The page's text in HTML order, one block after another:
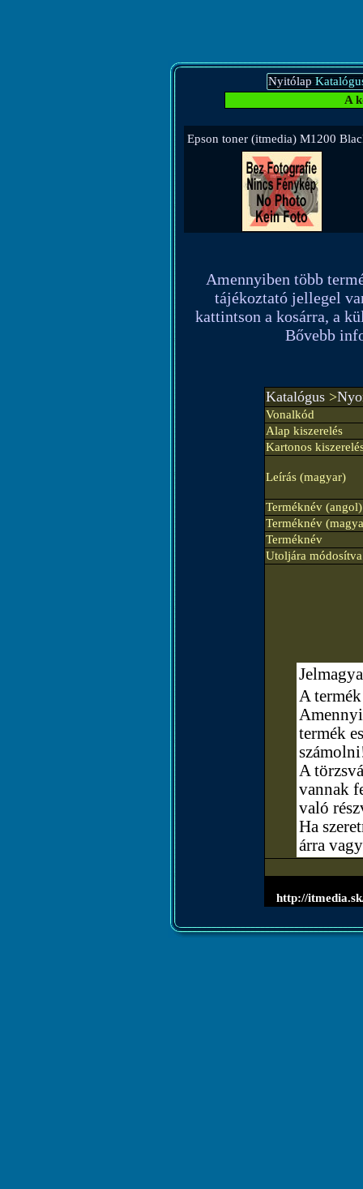
Nyitólap
A
Epson toner (itmedia) M1200
Amennyiben több
tájékoztató jellegel
kattintson a kosárra, a
Bővebb
Katalógus >
Vonalkód
Alap kiszerelés
Kartonos
Leírás (magyar)
Terméknév (angol)
Terméknév
Terméknév
Utoljára
A
termék
A
vannak
való
Ha
árra
http://